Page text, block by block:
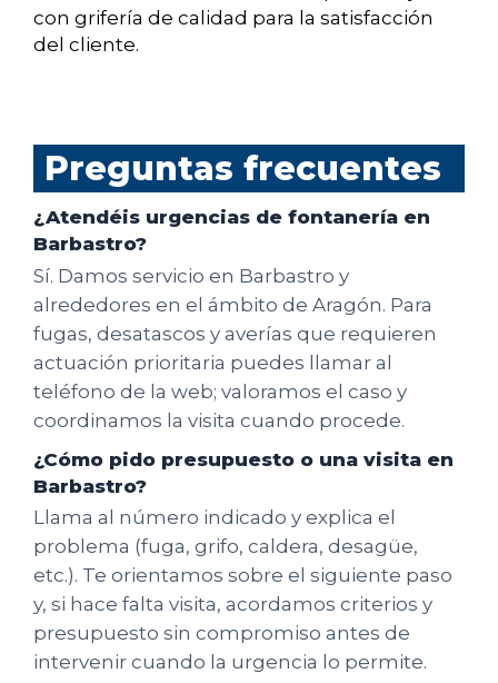
con grifería de calidad para la satisfacción
del cliente.
Preguntas frecuentes
¿Atendéis urgencias de fontanería en
Barbastro?
Sí. Damos servicio en Barbastro y
alrededores en el ámbito de Aragón. Para
fugas, desatascos y averías que requieren
actuación prioritaria puedes llamar al
teléfono de la web; valoramos el caso y
coordinamos la visita cuando procede.
¿Cómo pido presupuesto o una visita en
Barbastro?
Llama al número indicado y explica el
problema (fuga, grifo, caldera, desagüe,
etc.). Te orientamos sobre el siguiente paso
y, si hace falta visita, acordamos criterios y
presupuesto sin compromiso antes de
intervenir cuando la urgencia lo permite.